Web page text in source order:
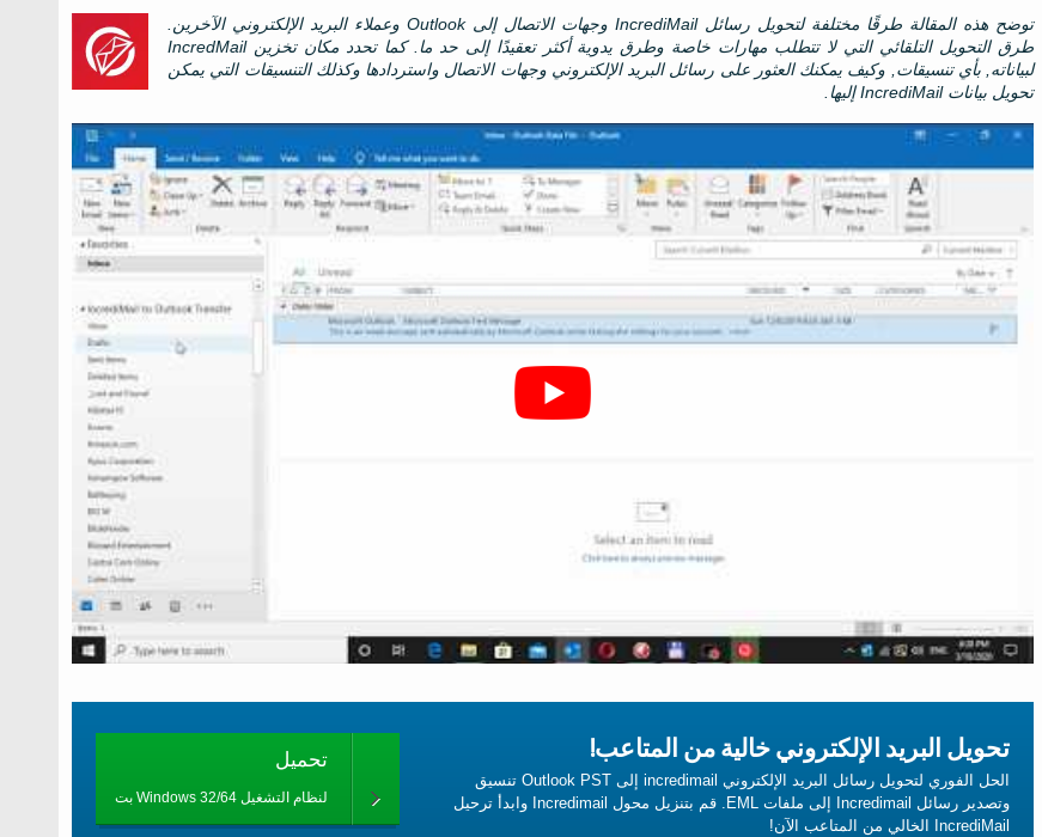
توضح هذه المقالة طرقًا مختلفة لتحويل رسائل IncrediMail وجهات الاتصال إلى Outlook وعملاء البريد الإلكتروني الآخرين.
طرق التحويل التلقائي التي لا تتطلب مهارات خاصة وطرق يدوية أكثر تعقيدًا إلى حد ما. كما تحدد مكان تخزين IncredMail
لبياناته, بأي تنسيقات, وكيف يمكنك العثور على رسائل البريد الإلكتروني وجهات الاتصال واستردادها وكذلك التنسيقات التي يمكن
تحويل بيانات IncrediMail إليها.
تحويل البريد الإلكتروني خالية من المتاعب!
الحل الفوري لتحويل رسائل البريد الإلكتروني incredimail إلى Outlook PST تنسيق
وتصدير رسائل Incredimail إلى ملفات EML. قم بتنزيل محول Incredimail وابدأ ترحيل
IncrediMail الخالي من المتاعب الآن!
تحميل
لنظام التشغيل Windows 32/64 بت